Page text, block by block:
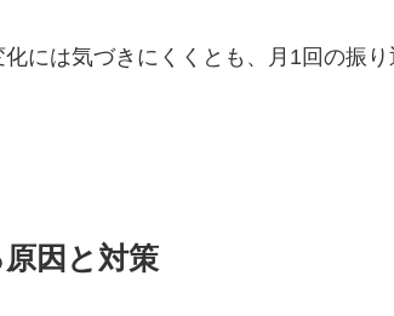
化には気づきにくくとも、月1回の振
因と対策